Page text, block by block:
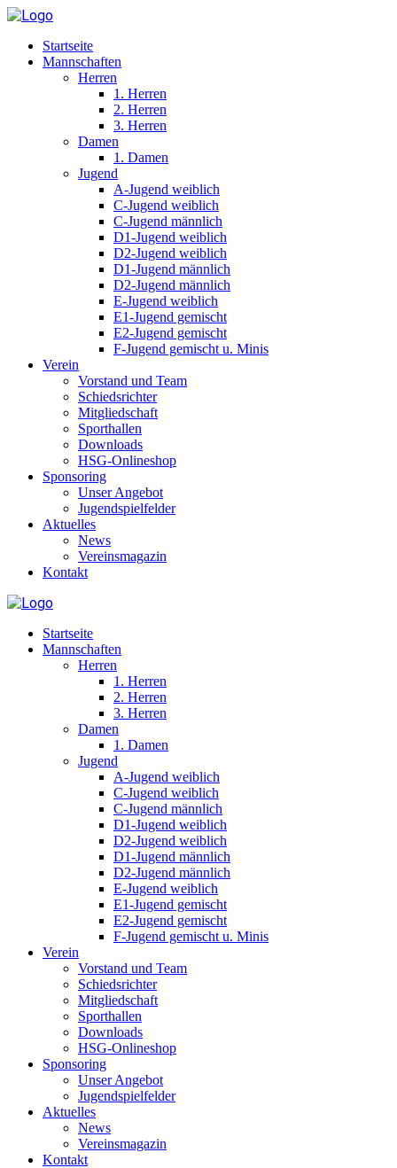
Startseite
Mannschaften
Herren
1. Herren
2. Herren
3. Herren
Damen
1. Damen
Jugend
A-Jugend weiblich
C-Jugend weiblich
C-Jugend männlich
D1-Jugend weiblich
D2-Jugend weiblich
D1-Jugend männlich
D2-Jugend männlich
E-Jugend weiblich
E1-Jugend gemischt
E2-Jugend gemischt
F-Jugend gemischt u. Minis
Verein
Vorstand und Team
Schiedsrichter
Mitgliedschaft
Sporthallen
Downloads
HSG-Onlineshop
Sponsoring
Unser Angebot
Jugendspielfelder
Aktuelles
News
Vereinsmagazin
Kontakt
Startseite
Mannschaften
Herren
1. Herren
2. Herren
3. Herren
Damen
1. Damen
Jugend
A-Jugend weiblich
C-Jugend weiblich
C-Jugend männlich
D1-Jugend weiblich
D2-Jugend weiblich
D1-Jugend männlich
D2-Jugend männlich
E-Jugend weiblich
E1-Jugend gemischt
E2-Jugend gemischt
F-Jugend gemischt u. Minis
Verein
Vorstand und Team
Schiedsrichter
Mitgliedschaft
Sporthallen
Downloads
HSG-Onlineshop
Sponsoring
Unser Angebot
Jugendspielfelder
Aktuelles
News
Vereinsmagazin
Kontakt